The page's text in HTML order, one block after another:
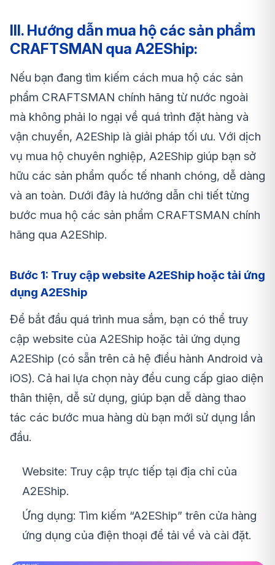
III. Hướng dẫn mua hộ các sản phẩm
CRAFTSMAN qua A2EShip:
Nếu bạn đang tìm kiếm cách mua hộ các sản
phẩm CRAFTSMAN chính hãng từ nước ngoài
mà không phải lo ngại về quá trình đặt hàng và
vận chuyển, A2EShip là giải pháp tối ưu. Với dịch
vụ mua hộ chuyên nghiệp, A2EShip giúp bạn sở
hữu các sản phẩm quốc tế nhanh chóng, dễ dàng
và an toàn. Dưới đây là hướng dẫn chi tiết từng
bước mua hộ các sản phẩm CRAFTSMAN chính
hãng qua A2EShip.
Bước 1: Truy cập website A2EShip hoặc tải ứng
dụng A2EShip
Để bắt đầu quá trình mua sắm, bạn có thể truy
cập website của A2EShip hoặc tải ứng dụng
A2EShip (có sẵn trên cả hệ điều hành Android và
iOS). Cả hai lựa chọn này đều cung cấp giao diện
thân thiện, dễ sử dụng, giúp bạn dễ dàng thao
tác các bước mua hàng dù bạn mới sử dụng lần
đầu.
Website: Truy cập trực tiếp tại địa chỉ của
A2EShip.
Ứng dụng: Tìm kiếm “A2EShip” trên cửa hàng
ứng dụng của điện thoại để tải về và cài đặt.